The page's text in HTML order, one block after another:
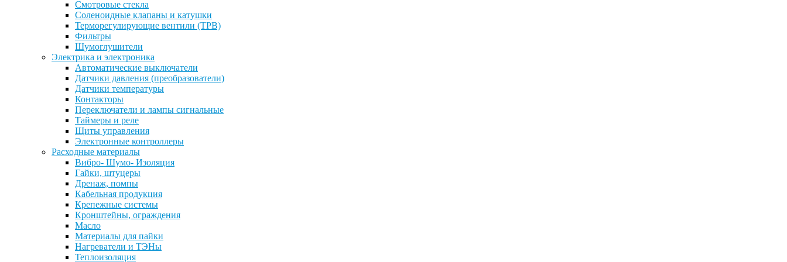
Смотровые стекла
Соленоидные клапаны и катушки
Терморегулирующие вентили (ТРВ)
Фильтры
Шумоглушители
Электрика и электроника
Автоматические выключатели
Датчики давления (преобразователи)
Датчики температуры
Контакторы
Переключатели и лампы сигнальные
Таймеры и реле
Щиты управления
Электронные контроллеры
Расходные материалы
Вибро- Шумо- Изоляция
Гайки, штуцеры
Дренаж, помпы
Кабельная продукция
Крепежные системы
Кронштейны, ограждения
Масло
Материалы для пайки
Нагреватели и ТЭНы
Теплоизоляция